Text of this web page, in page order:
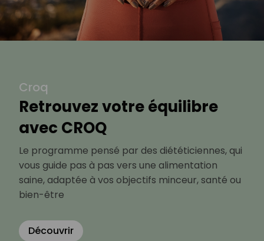
Croq
Retrouvez votre équilibre
avec CROQ
Le programme pensé par des diététiciennes, qui
vous guide pas à pas vers une alimentation
saine, adaptée à vos objectifs minceur, santé ou
bien-être
Découvrir